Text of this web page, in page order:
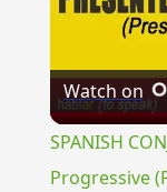
Watch on
SPANISH
Progressive